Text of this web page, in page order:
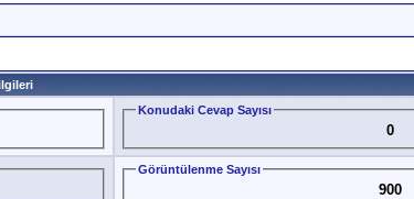
Konudaki Cevap Sayısı
0
Görüntülenme Sayısı
900